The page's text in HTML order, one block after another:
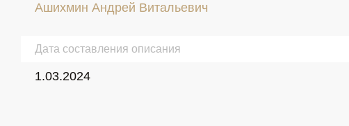
Ашихмин Андрей Витальевич
Дата составления описания
1.03.2024